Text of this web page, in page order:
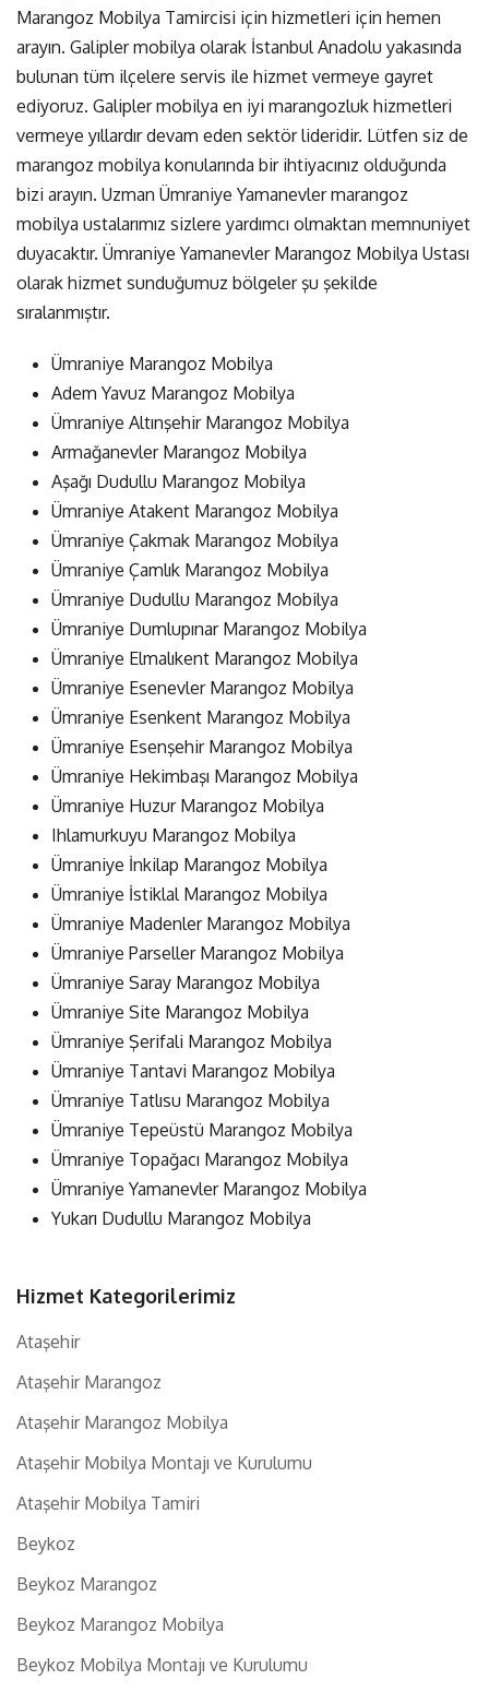
Marangoz Mobilya Tamircisi için hizmetleri için hemen
arayın. Galipler mobilya olarak İstanbul Anadolu yakasında
bulunan tüm ilçelere servis ile hizmet vermeye gayret
ediyoruz. Galipler mobilya en iyi marangozluk hizmetleri
vermeye yıllardır devam eden sektör lideridir. Lütfen siz de
marangoz mobilya konularında bir ihtiyacınız olduğunda
bizi arayın. Uzman Ümraniye Yamanevler marangoz
mobilya ustalarımız sizlere yardımcı olmaktan memnuniyet
duyacaktır. Ümraniye Yamanevler Marangoz Mobilya Ustası
olarak hizmet sunduğumuz bölgeler şu şekilde
sıralanmıştır.
Ümraniye Marangoz Mobilya
Adem Yavuz Marangoz Mobilya
Ümraniye Altınşehir Marangoz Mobilya
Armağanevler Marangoz Mobilya
Aşağı Dudullu Marangoz Mobilya
Ümraniye Atakent Marangoz Mobilya
Ümraniye Çakmak Marangoz Mobilya
Ümraniye Çamlık Marangoz Mobilya
Ümraniye Dudullu Marangoz Mobilya
Ümraniye Dumlupınar Marangoz Mobilya
Ümraniye Elmalıkent Marangoz Mobilya
Ümraniye Esenevler Marangoz Mobilya
Ümraniye Esenkent Marangoz Mobilya
Ümraniye Esenşehir Marangoz Mobilya
Ümraniye Hekimbaşı Marangoz Mobilya
Ümraniye Huzur Marangoz Mobilya
Ihlamurkuyu Marangoz Mobilya
Ümraniye İnkilap Marangoz Mobilya
Ümraniye İstiklal Marangoz Mobilya
Ümraniye Madenler Marangoz Mobilya
Ümraniye Parseller Marangoz Mobilya
Ümraniye Saray Marangoz Mobilya
Ümraniye Site Marangoz Mobilya
Ümraniye Şerifali Marangoz Mobilya
Ümraniye Tantavi Marangoz Mobilya
Ümraniye Tatlısu Marangoz Mobilya
Ümraniye Tepeüstü Marangoz Mobilya
Ümraniye Topağacı Marangoz Mobilya
Ümraniye Yamanevler Marangoz Mobilya
Yukarı Dudullu Marangoz Mobilya
Hizmet Kategorilerimiz
Ataşehir
Ataşehir Marangoz
Ataşehir Marangoz Mobilya
Ataşehir Mobilya Montajı ve Kurulumu
Ataşehir Mobilya Tamiri
Beykoz
Beykoz Marangoz
Beykoz Marangoz Mobilya
Beykoz Mobilya Montajı ve Kurulumu